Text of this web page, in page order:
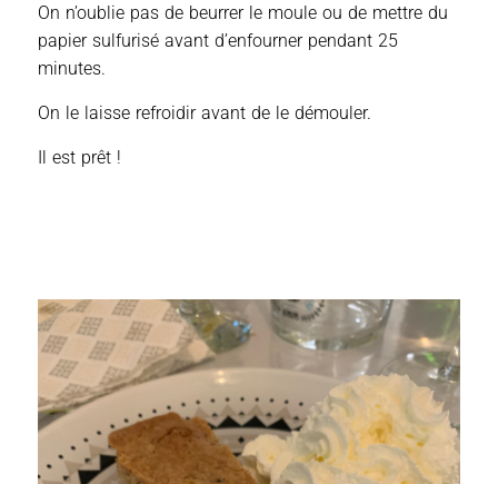
On n’oublie pas de beurrer le moule ou de mettre du
papier sulfurisé avant d’enfourner pendant 25
minutes.
On le laisse refroidir avant de le démouler.
Il est prêt !